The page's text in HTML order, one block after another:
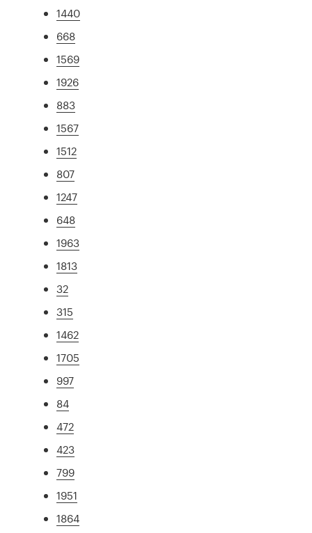
1440
668
1569
1926
883
1567
1512
807
1247
648
1963
1813
32
315
1462
1705
997
84
472
423
799
1951
1864